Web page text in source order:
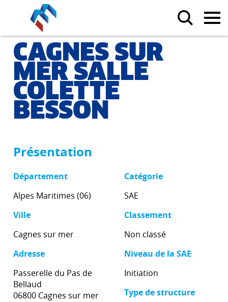
CAGNES SUR
MER SALLE
COLETTE
BESSON
Présentation
Département
Alpes Maritimes (06)
Ville
Cagnes sur mer
Adresse
Passerelle du Pas de
Bellaud
06800 Cagnes sur mer
Catégorie
SAE
Classement
Non classé
Niveau de la SAE
Initiation
Type de structure